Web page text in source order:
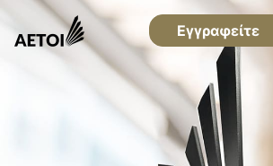
Εγγραφείτε